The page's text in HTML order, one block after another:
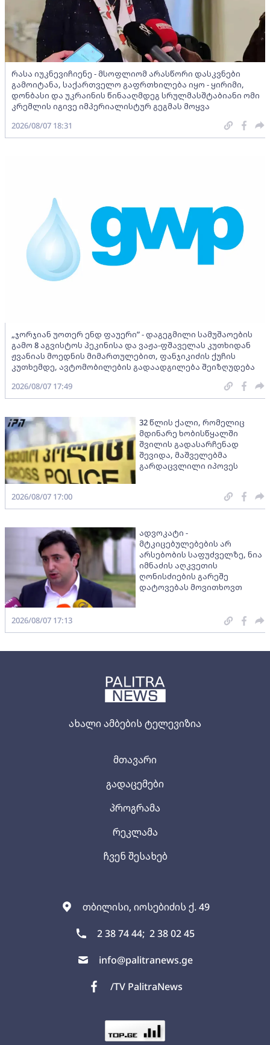
ახალი ამბების ტელევიზია
თბილისი, იოსებიძის ქ. 49
2 38 74 44; 2 38 02 45
info@palitranews.ge
/TV PalitraNews
მთავარი
გადაცემები
პროგრამა
რეკლამა
ჩვენ შესახებ
რასა იუკნევიჩიენე - მსოფლიომ არასწორი დასკვნები
გამოიტანა, საქართველო გაფრთხილება იყო - ყირიმი,
დონბასი და უკრაინის წინააღმდეგ სრულმასშტაბიანი ომი
კრემლის იგივე იმპერიალისტურ გეგმას მოყვა
2026/08/07 18:31
„ჯორჯიან უოთერ ენდ ფაუერი” - დაგეგმილი სამუშაოების
გამო 8 აგვისტოს პეკინისა და ვაჟა-ფშაველას კუთხიდან
ჟვანიას მოედნის მიმართულებით, ფანჯიკიძის ქუჩის
კუთხემდე, ავტომობილების გადაადგილება შეიზღუდება
2026/08/07 17:49
32 წლის ქალი, რომელიც
მდინარე ხობისწყალში
შვილის გადასარჩენად
შევიდა, მაშველებმა
გარდაცვლილი იპოვეს
2026/08/07 17:00
ადვოკატი -
მტკიცებულებების არ
არსებობის საფუძველზე, ნია
იმნაძის აღკვეთის
ღონისძიების გარეშე
დატოვებას მოვითხოვთ
2026/08/07 17:13